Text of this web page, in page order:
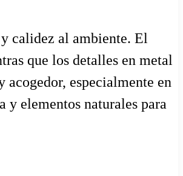
calidez al ambiente. El
que los detalles en metal
acogedor, especialmente en
y elementos naturales para